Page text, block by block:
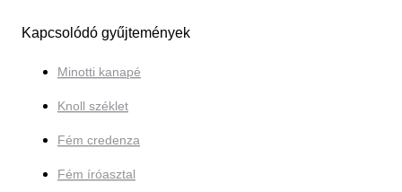
Kapcsolódó gyűjtemények
Minotti kanapé
Knoll széklet
Fém credenza
Fém íróasztal